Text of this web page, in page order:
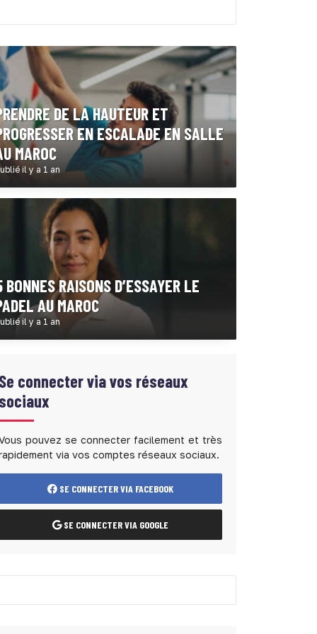
DE LA HAUTEUR ET
EN ESCALADE EN SALLE
MAROC
il y a 1 an
BONNES RAISONS D’ESSAYER LE
AU MAROC
il y a 1 an
connecter via vos réseaux
pouvez se connecter facilement et très
via vos comptes réseaux sociaux.
SE CONNECTER VIA FACEBOOK
SE CONNECTER VIA GOOGLE